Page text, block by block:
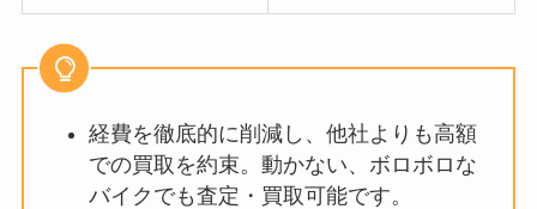
経費を徹底的に削減し、他社よりも高額
での買取を約束。動かない、ボロボロな
バイクでも査定・買取可能です。